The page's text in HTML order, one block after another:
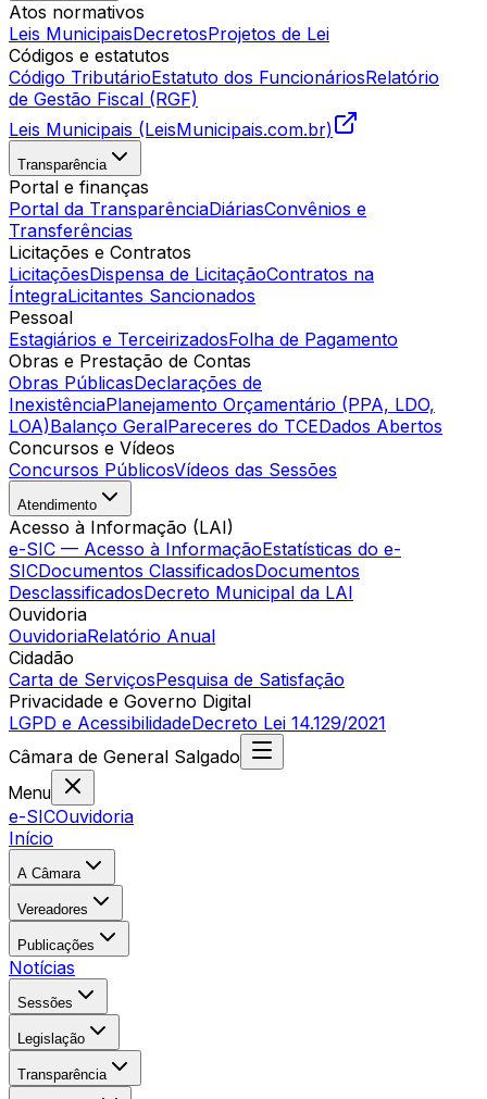
Atos normativos
Leis MunicipaisDecretosProjetos de Lei
Códigos e estatutos
Código TributárioEstatuto dos FuncionáriosRelatório
de Gestão Fiscal (RGF)
Leis Municipais (LeisMunicipais.com.br)
Transparência
Portal e finanças
Portal da TransparênciaDiáriasConvênios e
Transferências
Licitações e Contratos
LicitaçõesDispensa de LicitaçãoContratos na
ÍntegraLicitantes Sancionados
Pessoal
Estagiários e TerceirizadosFolha de Pagamento
Obras e Prestação de Contas
Obras PúblicasDeclarações de
InexistênciaPlanejamento Orçamentário (PPA, LDO,
LOA)Balanço GeralPareceres do TCEDados Abertos
Concursos e Vídeos
Concursos PúblicosVídeos das Sessões
Atendimento
Acesso à Informação (LAI)
e-SIC — Acesso à InformaçãoEstatísticas do e-
SICDocumentos ClassificadosDocumentos
DesclassificadosDecreto Municipal da LAI
Ouvidoria
OuvidoriaRelatório Anual
Cidadão
Carta de ServiçosPesquisa de Satisfação
Privacidade e Governo Digital
LGPD e AcessibilidadeDecreto Lei 14.129/2021
Câmara de General Salgado
Menu
e-SICOuvidoria
Início
A Câmara
Vereadores
Publicações
Notícias
Sessões
Legislação
Transparência